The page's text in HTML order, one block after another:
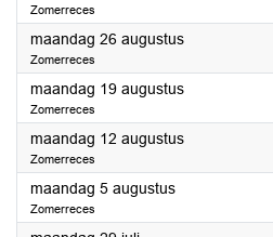
Zomerreces
maandag 26 augustus2024
Zomerreces
maandag 19 augustus2024
Zomerreces
maandag 12 augustus2024
Zomerreces
maandag 5 augustus2024
Zomerreces